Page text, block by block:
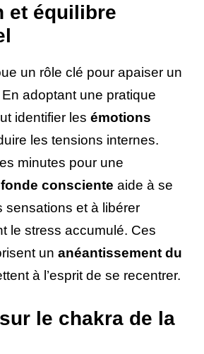
et équilibre
un rôle clé pour apaiser un
En adoptant une pratique
identifier les émotions
les tensions internes.
minutes pour une
consciente aide à se
sensations et à libérer
le stress accumulé. Ces
un anéantissement du
à l’esprit de se recentrer.
le chakra de la